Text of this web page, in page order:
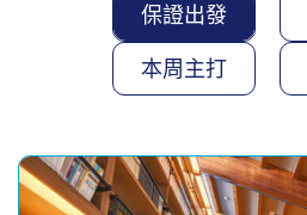
保證出發
本周主打